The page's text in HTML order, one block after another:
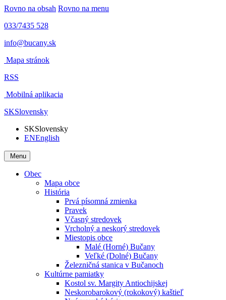
Rovno na obsah Rovno na menu
033/7435 528
info@bucany.sk
Mapa stránok
RSS
Mobilná aplikacia
SKSlovensky
SKSlovensky
ENEnglish
Menu
Obec
Mapa obce
História
Prvá písomná zmienka
Pravek
Včasný stredovek
Vrcholný a neskorý stredovek
Miestopis obce
Malé (Horné) Bučany
Veľké (Dolné) Bučany
Železničná stanica v Bučanoch
Kultúrne pamiatky
Kostol sv. Margity Antiochijskej
Neskorobarokový (rokokový) kaštieľ